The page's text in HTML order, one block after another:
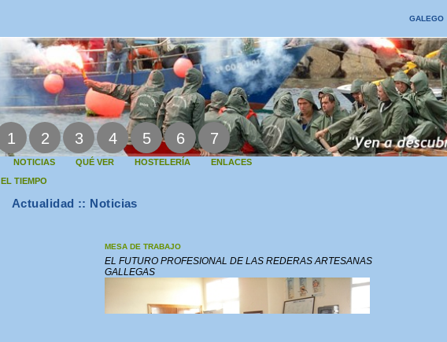
GALEGO
1 2 3 4 5 6 7
NOTICIAS QUÉ VER HOSTELERÍA
ENLACES
EL TIEMPO
Actualidad :: Noticias
MESA DE TRABAJO
EL FUTURO PROFESIONAL DE LAS REDERAS ARTESANAS
GALLEGAS